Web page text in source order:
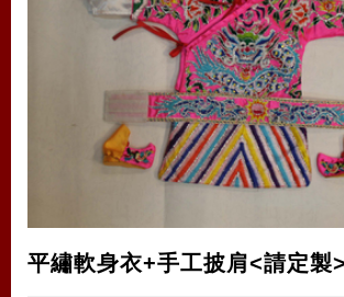
平繡軟身衣+手工披肩<請定製>